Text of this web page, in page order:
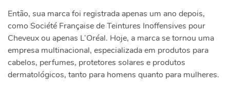
Então, sua marca foi registrada apenas um ano depois,
como Société Française de Teintures Inoffensives pour
Cheveux ou apenas L’Oréal. Hoje, a marca se tornou uma
empresa multinacional, especializada em produtos para
cabelos, perfumes, protetores solares e produtos
dermatológicos, tanto para homens quanto para mulheres.